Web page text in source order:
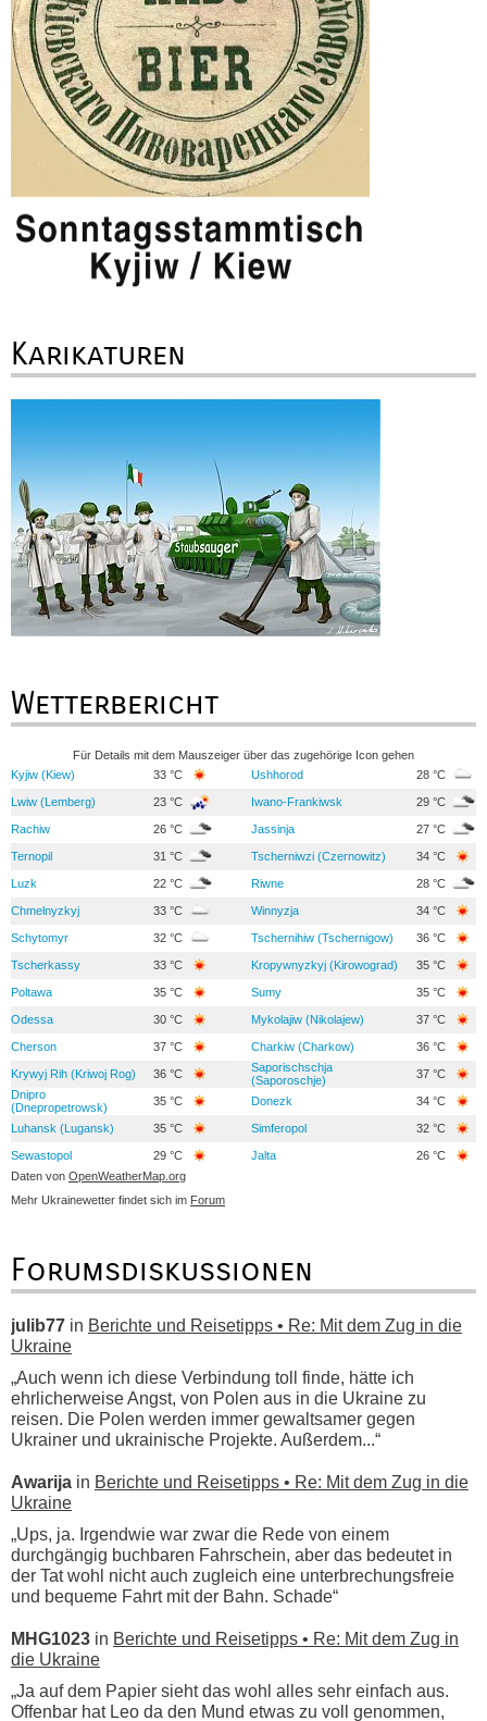
Karikaturen
Wetterbericht
Für Details mit dem Mauszeiger über das zugehörige Icon gehen
Kyjiw (Kiew)
33 °C Ushhorod 28 °C
Lwiw (Lemberg) 23 °C Iwano-Frankiwsk 29 °C
Rachiw 26 °C Jassinja 27 °C
Ternopil 31 °C Tscherniwzi (Czernowitz) 34 °C
Luzk 22 °C Riwne 28 °C
Chmelnyzkyj 33 °C Winnyzja 34 °C
Schytomyr 32 °C Tschernihiw (Tschernigow) 36 °C
Tscherkassy 33 °C Kropywnyzkyj (Kirowograd) 35 °C
Poltawa 35 °C Sumy 35 °C
Odessa 30 °C Mykolajiw (Nikolajew) 37 °C
Cherson 37 °C Charkiw (Charkow) 36 °C
Krywyj Rih (Kriwoj Rog) 36 °C
Saporischschja
(Saporoschje)
37 °C
Dnipro
(Dnepropetrowsk)
35 °C Donezk 34 °C
Luhansk (Lugansk) 35 °C Simferopol 32 °C
Sewastopol 29 °C Jalta
26 °C
Daten von OpenWeatherMap.org
Mehr Ukrainewetter findet sich im Forum
Forumsdiskussionen
julib77 in Berichte und Reisetipps • Re: Mit dem Zug in die
Ukraine
„Auch wenn ich diese Verbindung toll finde, hätte ich
ehrlicherweise Angst, von Polen aus in die Ukraine zu
reisen. Die Polen werden immer gewaltsamer gegen
Ukrainer und ukrainische Projekte. Außerdem...“
Awarija in Berichte und Reisetipps • Re: Mit dem Zug in die
Ukraine
„Ups, ja. Irgendwie war zwar die Rede von einem
durchgängig buchbaren Fahrschein, aber das bedeutet in
der Tat wohl nicht auch zugleich eine unterbrechungsfreie
und bequeme Fahrt mit der Bahn. Schade“
MHG1023 in Berichte und Reisetipps • Re: Mit dem Zug in
die Ukraine
„Ja auf dem Papier sieht das wohl alles sehr einfach aus.
Offenbar hat Leo da den Mund etwas zu voll genommen,